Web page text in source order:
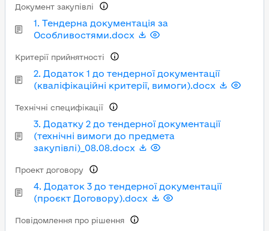
1. Тендерна документація за
Особливостями.docx
Документ закупівлі
2. Додаток 1 до тендерної документації
(кваліфікаційні критерії, вимоги).docx
Критерії прийнятності
3. Додатку 2 до тендерної документації
(технічні вимоги до предмета
закупівлі)_08.08.docx
Технічні специфікації
4. Додаток 3 до тендерної документації
(проєкт Договору).docx
Проект договору
Повідомлення про рішення